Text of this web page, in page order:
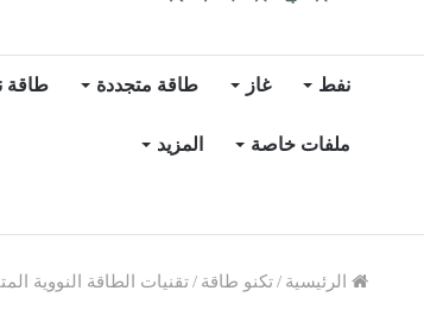
نفط غاز طاقة متجددة طاقة
ملفات خاصة المزيد
الرئيسية /تكنو طاقة /تقنيات الطاقة النووية